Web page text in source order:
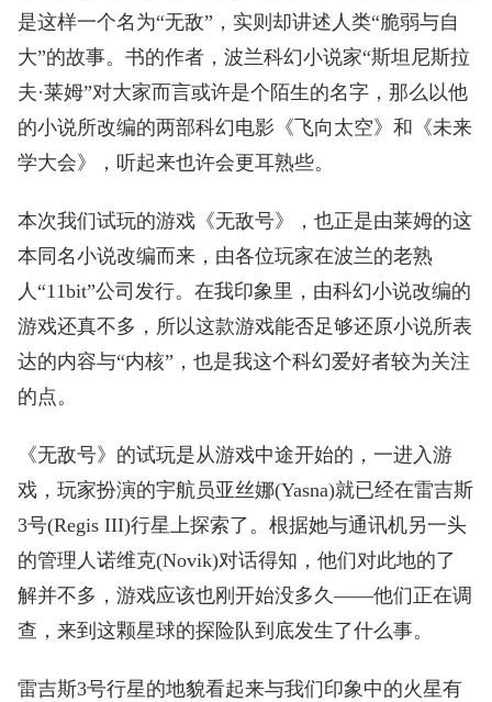
是这样一个名为“无敌”，实则却讲述人类“脆弱与自
大”的故事。书的作者，波兰科幻小说家“斯坦尼斯拉
夫·莱姆”对大家而言或许是个陌生的名字，那么以他
的小说所改编的两部科幻电影《飞向太空》和《未来
学大会》，听起来也许会更耳熟些。
本次我们试玩的游戏《无敌号》，也正是由莱姆的这
本同名小说改编而来，由各位玩家在波兰的老熟
人“11bit”公司发行。在我印象里，由科幻小说改编的
游戏还真不多，所以这款游戏能否足够还原小说所表
达的内容与“内核”，也是我这个科幻爱好者较为关注
的点。
《无敌号》的试玩是从游戏中途开始的，一进入游
戏，玩家扮演的宇航员亚丝娜(Yasna)就已经在雷吉斯
3号(Regis III)行星上探索了。根据她与通讯机另一头
的管理人诺维克(Novik)对话得知，他们对此地的了
解并不多，游戏应该也刚开始没多久——他们正在调
查，来到这颗星球的探险队到底发生了什么事。
雷吉斯3号行星的地貌看起来与我们印象中的火星有